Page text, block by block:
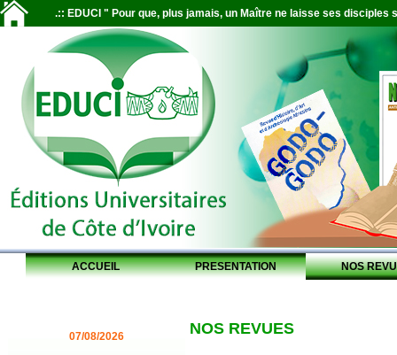
.:: EDUCI " Pour que, plus jamais, un Maître ne laisse ses disciples
ACCUEIL PRESENTATION NOS
07/08/2026 NOS REVUES